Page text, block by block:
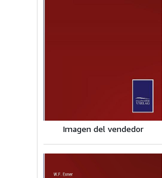
Imagen del vendedor